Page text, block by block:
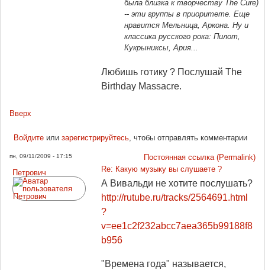
была близка к творчеству The Cure)
-- эти группы в приоритете. Еще
нравится Мельница, Аркона. Ну и
классика русского рока: Пилот,
Кукрыниксы, Ария...
Любишь готику ? Послушай The
Birthday Massacre.
Вверх
Войдитеили зарегистрируйтесь, чтобы отправлять комментарии
пн, 09/11/2009 - 17:15
Постоянная ссылка (Permalink)
Петрович
Re: Какую музыку вы слушаете ?
А Вивальди не хотите послушать?
http://rutube.ru/tracks/2564691.html
?
v=ee1c2f232abcc7aea365b99188f8
b956
"Времена года" называется,